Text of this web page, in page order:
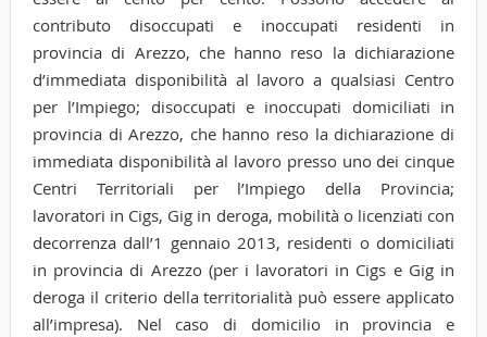
contributo disoccupati e inoccupati residenti in
provincia di Arezzo, che hanno reso la dichiarazione
d’immediata disponibilità al lavoro a qualsiasi Centro
per l’Impiego; disoccupati e inoccupati domiciliati in
provincia di Arezzo, che hanno reso la dichiarazione di
immediata disponibilità al lavoro presso uno dei cinque
Centri Territoriali per l’Impiego della Provincia;
lavoratori in Cigs, Gig in deroga, mobilità o licenziati con
decorrenza dall’1 gennaio 2013, residenti o domiciliati
in provincia di Arezzo (per i lavoratori in Cigs e Gig in
deroga il criterio della territorialità può essere applicato
all’impresa). Nel caso di domicilio in provincia e